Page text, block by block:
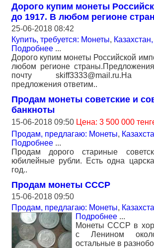
Дорого купим монеты
до 1917. В любом регионе
25-06-2018 08:42
Купить, требуется: Монеты,
Подробнее ...
Дорого купим монеты Российской
любом регионе
почту skiff3333@mail.ru.На
предложения ответим..
Продам монеты советские и
банкноты
15-06-2018 09:50 Цена: 3 500 000
Продам, предлагаю: Монеты,
Подробнее ...
Продам дорого стариные
юбилейные рубли. Есть одна
год..
Продам монеты СССР
15-06-2018 09:50
Продам, предлагаю: Монеты,
Подробнее ...
Монеты СССР в
с Ленином
остальные в